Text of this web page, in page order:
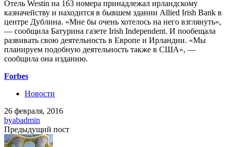
Отель Westin на 163 номера принадлежал ирландскому
казначейству и находится в бывшем здании Allied Irish Bank в
центре Дублина. «Мне бы очень хотелось на него взглянуть»,
— сообщила Батурина газете Irish Independent. И пообещала
развивать свою деятельность в Европе и Ирландии. «Мы
планируем подобную деятельность также в США», —
сообщила она изданию.
Forbes
Новости
26 февраля, 2016
byabadmin
Предыдущий пост